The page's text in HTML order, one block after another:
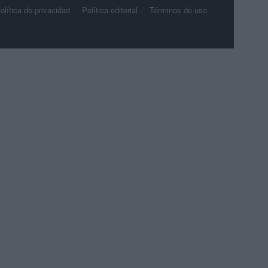
de privacidad Política editorial Términos de uso